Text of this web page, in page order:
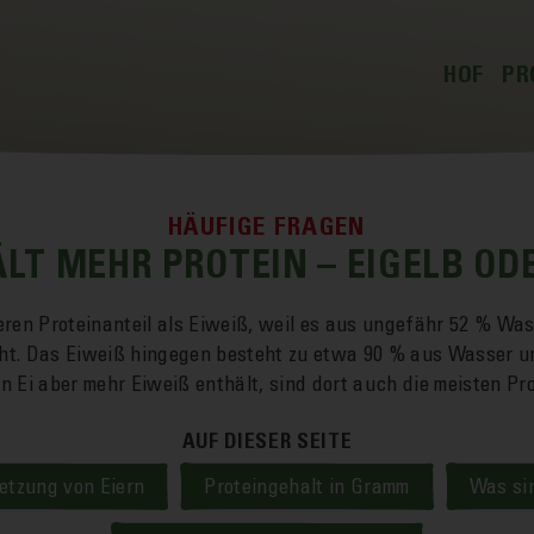
HOF
HÄUFIGE FRAGEN
MEHR PROTEIN – EIGELB
Protein­anteil als Ei­weiß, weil es aus un­gefähr 52 %
Das Ei­weiß hin­gegen besteht zu etwa 90 % aus Wasser
Ei aber mehr Ei­weiß ent­hält, sind dort auch die meisten
AUF DIESER SEITE
von Eiern Proteingehalt in Gramm Was